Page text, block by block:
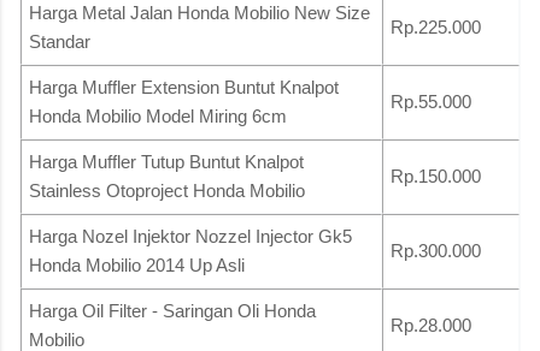
Harga Metal Jalan Honda Mobilio New Size
Standar
Rp.225.000
Harga Muffler Extension Buntut Knalpot
Honda Mobilio Model Miring 6cm
Rp.55.000
Harga Muffler Tutup Buntut Knalpot
Stainless Otoproject Honda Mobilio
Rp.150.000
Harga Nozel Injektor Nozzel Injector Gk5
Honda Mobilio 2014 Up Asli
Rp.300.000
Harga Oil Filter - Saringan Oli Honda
Mobilio
Rp.28.000